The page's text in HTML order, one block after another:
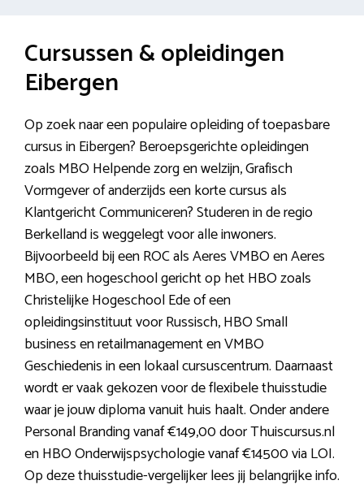
Cursussen & opleidingen
Eibergen
Op zoek naar een populaire opleiding of toepasbare
cursus in Eibergen? Beroepsgerichte opleidingen
zoals MBO Helpende zorg en welzijn, Grafisch
Vormgever of anderzijds een korte cursus als
Klantgericht Communiceren? Studeren in de regio
Berkelland is weggelegt voor alle inwoners.
Bijvoorbeeld bij een ROC als Aeres VMBO en Aeres
MBO, een hogeschool gericht op het HBO zoals
Christelijke Hogeschool Ede of een
opleidingsinstituut voor Russisch, HBO Small
business en retailmanagement en VMBO
Geschiedenis in een lokaal cursuscentrum. Daarnaast
wordt er vaak gekozen voor de flexibele thuisstudie
waar je jouw diploma vanuit huis haalt. Onder andere
Personal Branding vanaf €149,00 door Thuiscursus.nl
en HBO Onderwijspsychologie vanaf €14500 via LOI.
Op deze thuisstudie-vergelijker lees jij belangrijke info.